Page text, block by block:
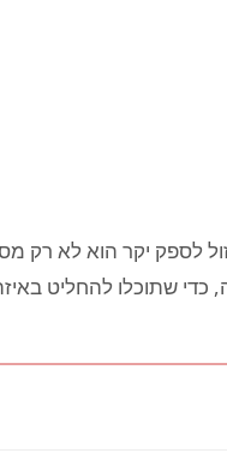
לספק יקר הוא לא רק
כדי שתוכלו להחליט